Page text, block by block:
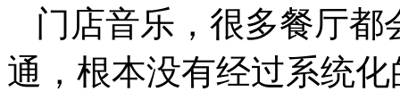
门店音乐，很多餐厅
通，根本没有经过系统